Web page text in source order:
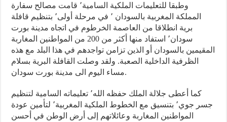
وطبقا للتعليمات الملكية السامية٬ قامت مصالح سفارة
المملكة المغربية بالسودان ٬ في مرحلة أولى٬ بتنظيم قافلة
برية انطلاقا من العاصمة الخرطوم في اتجاه مدينة بورت
سودان٬ استفاد منها أكثر من 200 من المواطنين المغاربة
المقيمين بالسودان أو الذين تزامن تواجدهم في هذا البلد مع هذه
الظرفية الداخلية الصعبة. ولقد وصلت القافلة البرية بسلام
مساء اليوم الى مدينة بورت سودان.
كما أعطى جلالة الملك حفظه الله٬ تعليماته السامية لتنظيم
جسر جوي٬ بتنسيق مع الخطوط الملكية المغربية٬ لتأمين عودة
المواطنين المغاربة وعائلاتهم إلى أرض الوطن في أحسن